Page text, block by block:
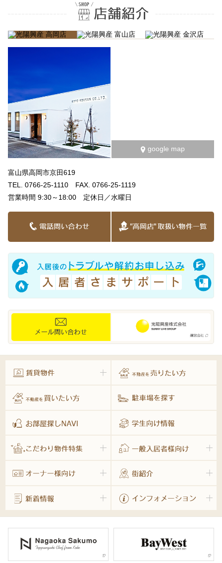
google map
富山県高岡市京田619
TEL. 0766-25-1110 FAX. 0766-25-1119
営業時間 9:30～18:00 定休日／水曜日